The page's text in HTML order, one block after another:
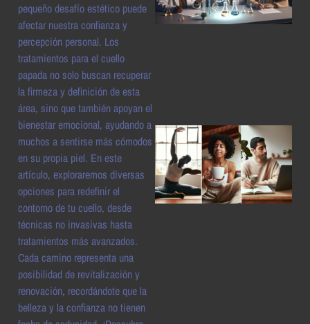
pequeño desafío estético puede
afectar nuestra confianza y
percepción personal. Los
tratamientos para el cuello
papada no solo buscan recuperar
la firmeza y definición de esta
área, sino que también apoyan el
bienestar emocional, ayudando a
muchos a sentirse más cómodos
en su propia piel. En este
artículo, exploraremos diversas
opciones para redefinir el
contorno de tu cuello, desde
técnicas no invasivas hasta
tratamientos más avanzados.
Cada camino representa una
posibilidad de revitalización y
renovación, recordándote que la
belleza y la confianza no tienen